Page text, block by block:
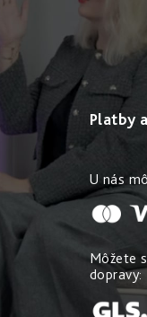
Platby
U nás
Môžete
dopravy: